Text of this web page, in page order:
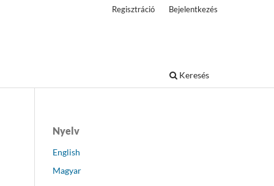
Keresés
Regisztráció Bejelentkezés
Nyelv
English
Magyar